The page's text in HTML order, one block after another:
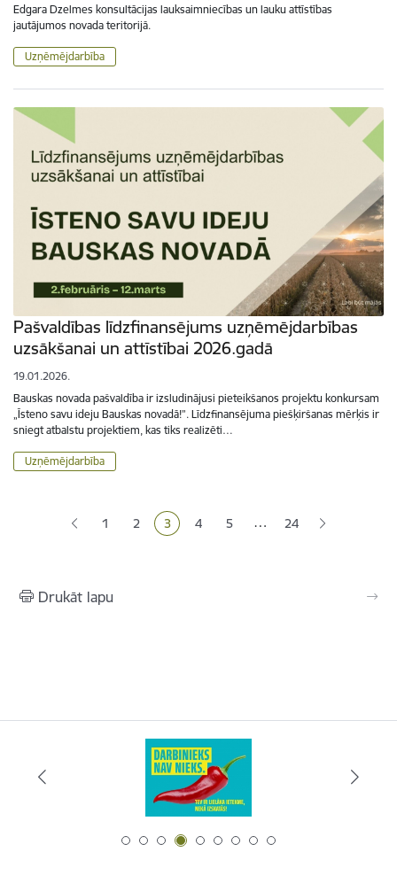
Edgara Dzelmes konsultācijas lauksaimniecības un lauku attīstības
jautājumos novada teritorijā.
Uzņēmējdarbība
Pašvaldības līdzfinansējums uzņēmējdarbības
uzsākšanai un attīstībai 2026.gadā
19.01.2026.
Bauskas novada pašvaldība ir izsludinājusi pieteikšanos projektu konkursam
„Īsteno savu ideju Bauskas novadā!”. Līdzfinansējuma piešķiršanas mērķis ir
sniegt atbalstu projektiem, kas tiks realizēti…
Uzņēmējdarbība
Lapa
1 Lapa
2 Pašreizējā lapa
3 Lapa
4 Lapa
5 … 24
Drukāt lapu